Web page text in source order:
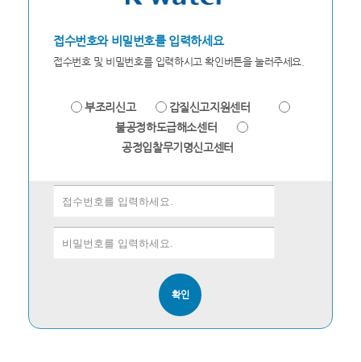
접수번호와 비밀번호를 입력하세요
접수번호 및 비밀번호를 입력하시고 확인버튼을 눌러주세요.
부조리신고
갑질신고지원센터
불공정하도급해소센터
공정입찰무기명신고센터
확인